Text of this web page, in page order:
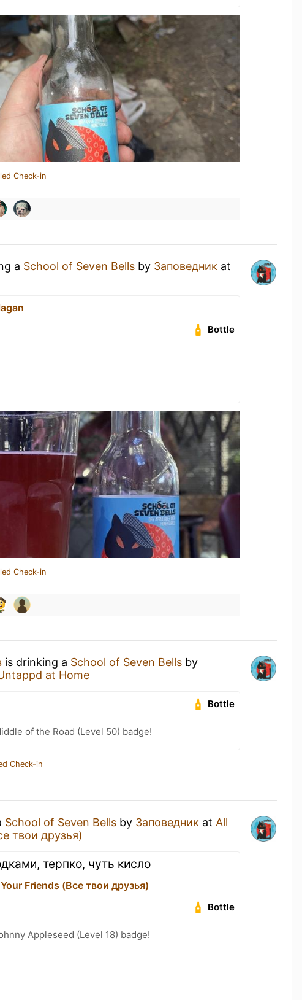
Check-in
a School of Seven Bells by Заповедник at
Bottle
Check-in
is drinking a School of Seven Bells by
at Home
Bottle
of the Road (Level 50) badge!
Check-in
School of Seven Bells by Заповедник at All
твои друзья)
терпко, чуть кисло
Friends (Все твои друзья)
Bottle
Appleseed (Level 18) badge!